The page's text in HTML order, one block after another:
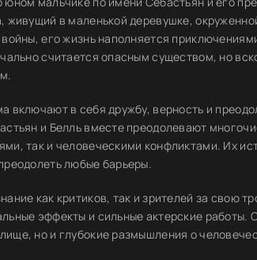
живущий в маленькой деревушке,
его жизнь наполняется
считается опасным существом, но
включают в себя дружбу, верность и
и Белль вместе преодолевают
так и человеческими конфликтами. Их
любые барьеры.
как критиков, так и зрителей за свою
эффекты и сильные актерские работы.
но и глубокие размышления о